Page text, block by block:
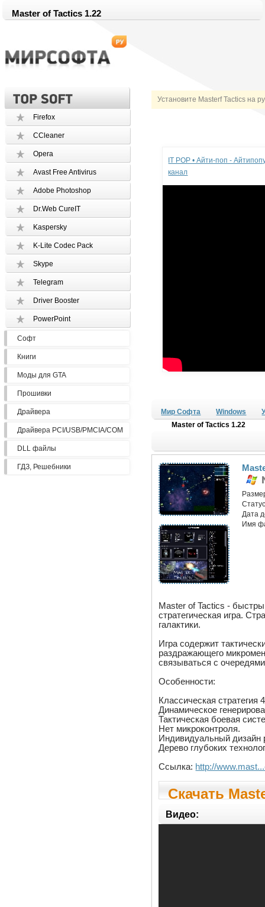
Master of Tactics 1.22
Установите Masterf Tactics на
Firefox
CCleaner
Opera
Avast Free Antivirus
Adobe Photoshop
Dr.Web CureIT
Kaspersky
K-Lite Codec Pack
Skype
Telegram
Driver Booster
PowerPoint
Софт
Книги
Моды для GTA
Прошивки
Драйвера
Драйвера PCI/USB/PMCIA/COM
DLL файлы
ГДЗ, Решебники
IT POP • Айти-поп -
канал
Мир Софта Windows
Master of Tactics 1.22
Дата
Имя
Master of Tactics -
стратегическая игра.
галактики.
Игра содержит
раздражающего
связываться с
Особенности:
Классическая стратегия
Динамическое
Тактическая боевая
Нет микроконтроля.
Индивидуальный дизайн
Дерево глубоких
Ссылка: http://
Скачать
Видео: